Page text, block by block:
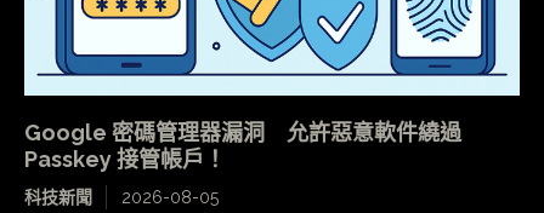
Google 密碼管理器漏洞 允許惡意軟件繞過
Passkey 接管帳戶！
科技新聞 2026-08-05